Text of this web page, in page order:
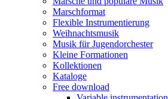
Marschformat
Flexible Instrumentierung
Weihnachtsmusik
Musik für Jugendorchester
Kleine Formationen
Kollektionen
Kataloge
Free download